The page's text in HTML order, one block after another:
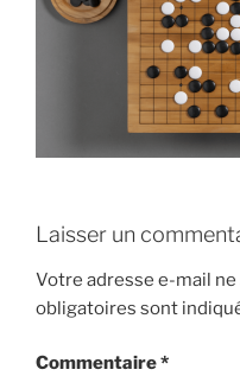
Laisser un
Votre adresse e-mail
obligatoires sont
Commentaire*